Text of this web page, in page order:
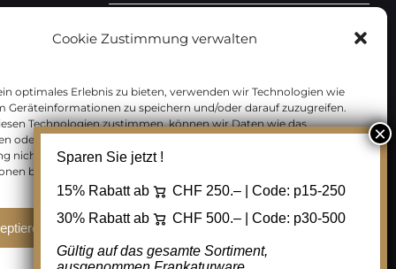
Cookie Zustimmung verwalten
optimales Erlebnis zu bieten, verwenden wir Technologien wie
Geräteinformationen zu speichern und/oder darauf zuzugreifen.
Technologien zustimmen, können wir Daten wie das
oder eindeutige IDs auf dieser Website verarbeiten. Wenn Sie Ihre
nicht erteilen oder zurückziehen, können bestimmte Merkmale
beeinträchtigt werden.
Ablehnen Cookie Einstellungen
Zensurbelege Österreich
Zensurbelege Schweiz
Sparen Sie jetzt !
15% Rabatt ab CHF 250.– | Code: p15-250
30% Rabatt ab
CHF 500.– | Code: p30-500
Gültig auf das gesamte Sortiment,